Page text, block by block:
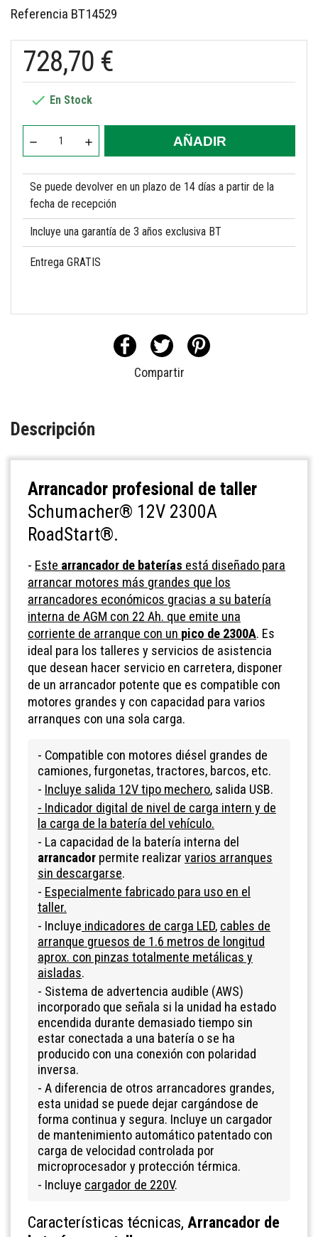
Referencia BT14529
728,70 €
 En Stock
AÑADIR
Se puede devolver en un plazo de 14 días a partir de la
fecha de recepción
Incluye una garantía de 3 años exclusiva BT
Entrega GRATIS
Compartir
Descripción
Arrancador profesional de taller
Schumacher® 12V 2300A
RoadStart®.
- Este arrancador de baterías está diseñado para
arrancar motores más grandes que los
arrancadores económicos gracias a su batería
interna de AGM con 22 Ah. que emite una
corriente de arranque con un pico de 2300A. Es
ideal para los talleres y servicios de asistencia
que desean hacer servicio en carretera, disponer
de un arrancador potente que es compatible con
motores grandes y con capacidad para varios
arranques con una sola carga.
- Compatible con motores diésel grandes de
camiones, furgonetas, tractores, barcos, etc.
- Incluye salida 12V tipo mechero, salida USB.
- Indicador digital de nivel de carga intern y de
la carga de la batería del vehículo.
- La capacidad de la batería interna del
arrancador permite realizar varios arranques
sin descargarse.
- Especialmente fabricado para uso en el
taller.
- Incluye indicadores de carga LED, cables de
arranque gruesos de 1.6 metros de longitud
aprox. con pinzas totalmente metálicas y
aisladas.
- Sistema de advertencia audible (AWS)
incorporado que señala si la unidad ha estado
encendida durante demasiado tiempo sin
estar conectada a una batería o se ha
producido con una conexión con polaridad
inversa.
- A diferencia de otros arrancadores grandes,
esta unidad se puede dejar cargándose de
forma continua y segura. Incluye un cargador
de mantenimiento automático patentado con
carga de velocidad controlada por
microprocesador y protección térmica.
- Incluye cargador de 220V.
Características técnicas, Arrancador de